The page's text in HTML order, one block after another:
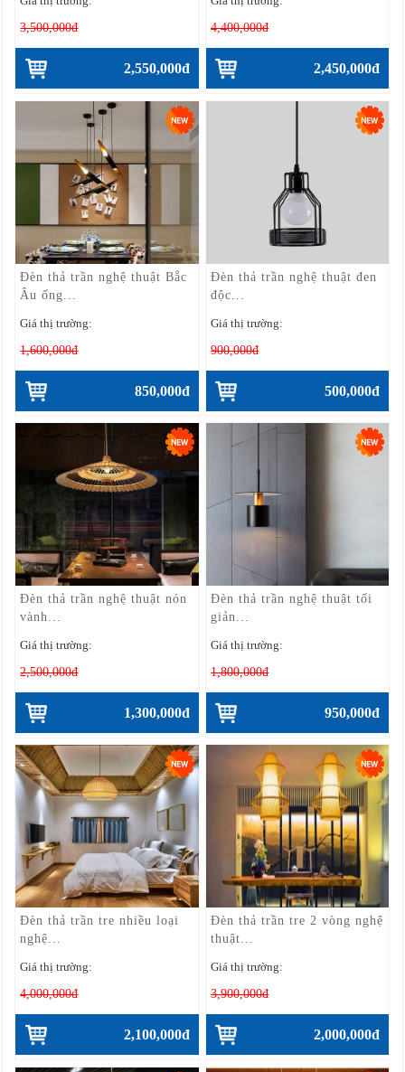
3,500,000đ
2,550,000đ
4,400,000đ
2,450,000đ
Đèn thả trần nghệ thuật Bắc
Âu ống...
Giá thị trường:
1,600,000đ
850,000đ
Đèn thả trần nghệ thuật đen
độc...
Giá thị trường:
900,000đ
500,000đ
Đèn thả trần nghệ thuật nón
vành...
Giá thị trường:
2,500,000đ
1,300,000đ
Đèn thả trần nghệ thuật tối
giản...
Giá thị trường:
1,800,000đ
950,000đ
Đèn thả trần tre nhiều loại
nghệ...
Giá thị trường:
4,000,000đ
2,100,000đ
Đèn thả trần tre 2 vòng nghệ
thuật...
Giá thị trường:
3,900,000đ
2,000,000đ